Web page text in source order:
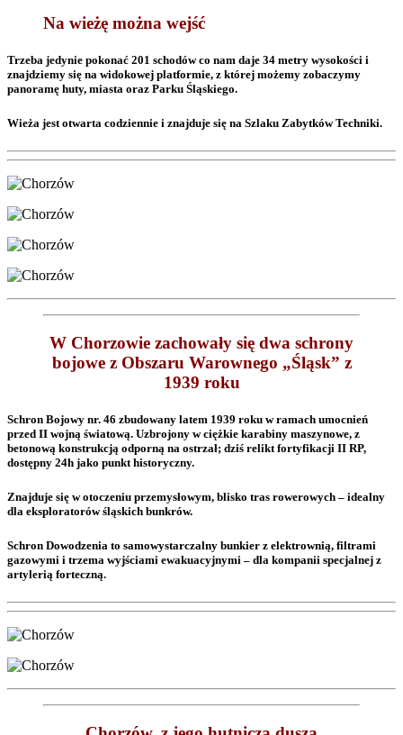
Na wieżę można wejść
Trzeba jedynie pokonać 201 schodów co nam daje 34 metry wysokości i
znajdziemy się na widokowej platformie, z której możemy zobaczymy
panoramę huty, miasta oraz Parku Śląskiego.
Wieża jest otwarta codziennie i znajduje się na Szlaku Zabytków Techniki.
W Chorzowie zachowały się dwa schrony
bojowe z Obszaru Warownego „Śląsk” z
1939 roku
Schron Bojowy nr. 46 zbudowany latem 1939 roku w ramach umocnień
przed II wojną światową. Uzbrojony w ciężkie karabiny maszynowe, z
betonową konstrukcją odporną na ostrzał; dziś relikt fortyfikacji II RP,
dostępny 24h jako punkt historyczny.
Znajduje się w otoczeniu przemysłowym, blisko tras rowerowych – idealny
dla eksploratorów śląskich bunkrów.
Schron Dowodzenia ​ to samowystarczalny bunkier z elektrownią, filtrami
gazowymi i trzema wyjściami ewakuacyjnymi – dla kompanii specjalnej z
artylerią forteczną.